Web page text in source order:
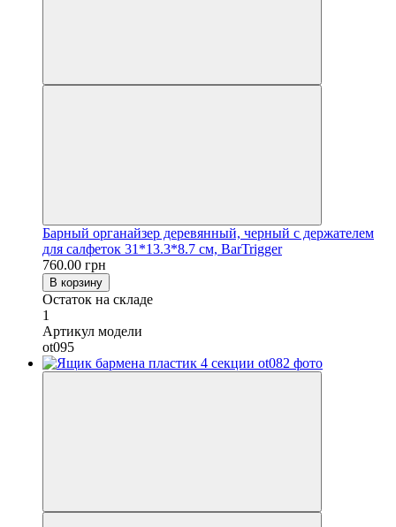
Барный органайзер деревянный, черный с держателем
для салфеток 31*13.3*8.7 см, BarTrigger
760.00 грн
В корзину
Остаток на складе
1
Артикул модели
ot095